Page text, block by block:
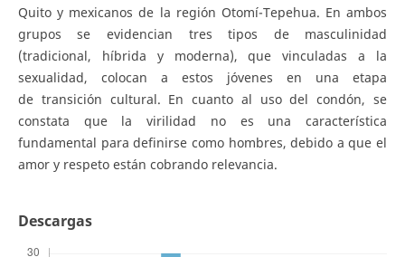
Quito y mexicanos de la región Otomí-Tepehua. En ambos
grupos se evidencian tres tipos de masculinidad
(tradicional, híbrida y moderna), que vinculadas a la
sexualidad, colocan a estos jóvenes en una etapa
de transición cultural. En cuanto al uso del condón, se
constata que la virilidad no es una característica
fundamental para definirse como hombres, debido a que el
amor y respeto están cobrando relevancia.
Descargas